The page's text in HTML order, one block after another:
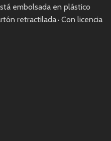
embolsada en plástico
retractilada.· Con licencia